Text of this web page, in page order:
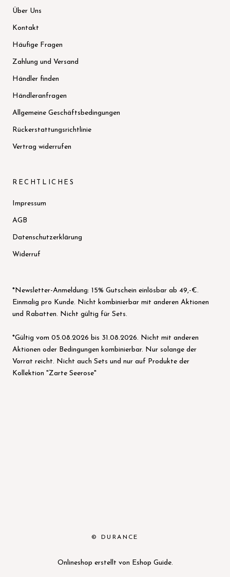
Über Uns
Kontakt
Häufige Fragen
Zahlung und Versand
Händler finden
Händleranfragen
Allgemeine Geschäftsbedingungen
Rückerstattungsrichtlinie
Vertrag widerrufen
RECHTLICHES
Impressum
AGB
Datenschutzerklärung
Widerruf
*Newsletter-Anmeldung: 15% Gutschein einlösbar ab 49,-€.
Einmalig pro Kunde. Nicht kombinierbar mit anderen Aktionen
und Rabatten. Nicht gültig für Sets.
*Gültig vom 05.08.2026 bis 31.08.2026. Nicht mit anderen
Aktionen oder Bedingungen kombinierbar. Nur solange der
Vorrat reicht. Nicht auch Sets und nur auf Produkte der
Kollektion "Zarte Seerose"
© DURANCE
Onlineshop erstellt von Eshop Guide.